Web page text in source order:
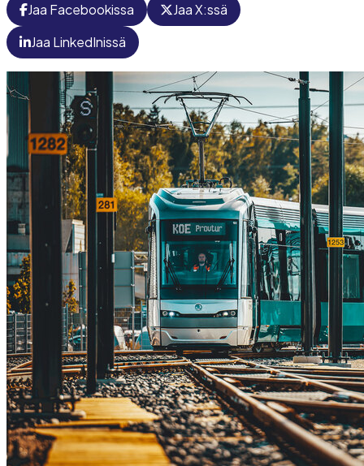
Jaa Facebookissa
Jaa X:ssä
Jaa LinkedInissä